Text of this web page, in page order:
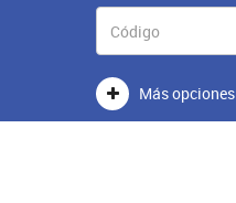
Más opciones